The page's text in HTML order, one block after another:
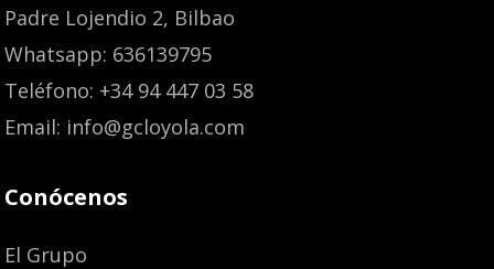
Padre Lojendio 2, Bilbao
Whatsapp: 636139795
Teléfono: +34 94 447 03 58
Email: info@gcloyola.com
Conócenos
El Grupo